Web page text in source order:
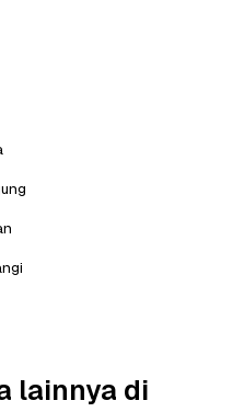
lainnya di